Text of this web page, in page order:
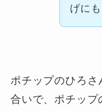
げに
ポチップのひろさ
合いで、ポチップ